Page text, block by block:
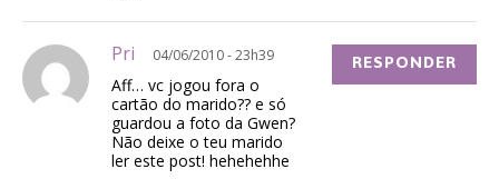
Pri 04/06/2010 - 23h39
Aff… vc jogou fora o
cartão do marido?? e só
guardou a foto da Gwen?
Não deixe o teu marido
ler este post! hehehehhe
RESPONDER